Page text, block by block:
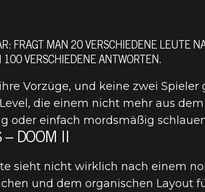
FRAGT MAN 20 VERSCHIEDENE LEUTE
VERSCHIEDENE ANTWORTEN.
Vorzüge, und keine zwei
die einem nicht mehr aus
oder einfach mordsmäßig
DOOM II
sieht nicht wirklich nach einem
und dem organischen Layout